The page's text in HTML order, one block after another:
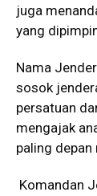
juga
yang
Nama
sosok
persatuan
mengajak
paling depan
Komandan